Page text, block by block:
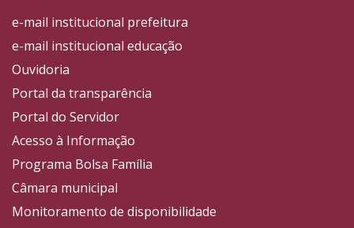
e-mail institucional prefeitura
e-mail institucional educação
Ouvidoria
Portal da transparência
Portal do Servidor
Acesso à Informação
Programa Bolsa Família
Câmara municipal
Monitoramento de disponibilidade